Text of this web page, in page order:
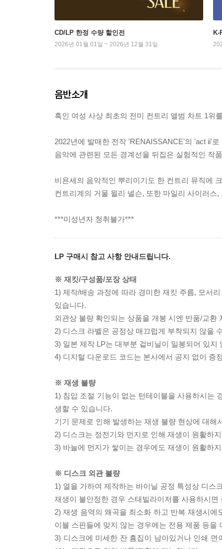
CD/LP 한정 수량 할인전
2026년 01월 01일 ~ 2026년 12월 31일
K-
음반소개
흑인 여성 사상 최초의 전미 컨트리 앨범 차트 1위
2022년에 발매한 전작 'RENAISSANCE'의 'act ii'
음악에 관련된 모든 경계선을 뒤집은 실험적인 작
비욘세의 음악적인 뿌리이기도 한 컨트리 뮤직에
컨트리계의 거물 윌리 넬슨, 또한 마일리 사이러
***미성년자 청취불가***
LP 구매시 참고 사항 안내드립니다.
※ 재킷/구성품/포장 상태
1) 제작/배송 과정에 따라 경미한 재킷 주름, 모서
있습니다.
외관상 불량 확인되는 상품을 개봉 시엔 반품/교환
2) 디스크 라벨은 공정상 매끄럽게 부착되지 않을
3) 일본 제작 LP는 대부분 겉비닐이 밀봉되어 있지
4) 디지털 다운로드 코드는 본사에서 공지 없이 증
※ 재생 불량
1) 침압 조절 기능이 없는 턴테이블을 사용하시는
생할 수 있습니다.
기기 문제로 인해 발생하는 재생 불량 현상에 대
2) 디스크는 정전기와 먼지로 인해 재생이 원활하
3) 바늘에 먼지가 쌓이는 경우에도 재생이 원활하
※ 디스크 외관 불량
1) 열을 가하여 제작하는 바이닐 공정 특성상 디스
재생이 불안정한 경우 스태빌라이저를 사용하시
2) 재생 음역의 왜곡을 최소화 하고 반복 재생시
이블 스핀들에 맞지 않는 경우에는 전용 제품 등
3) 디스크에 미세한 잔 흠집이 남아있거나 인쇄